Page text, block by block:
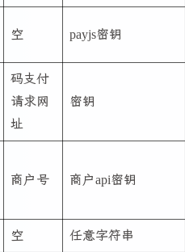
空 payjs密钥
码支付
请求网
址
密钥
商户号 商户api密钥
空 任意字符串